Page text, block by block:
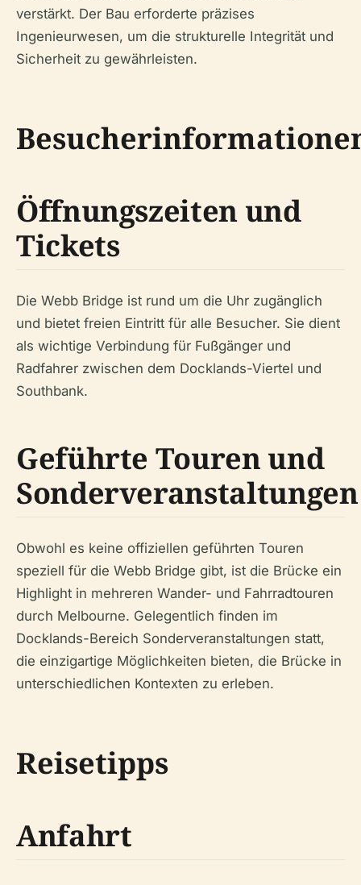
verstärkt. Der Bau erforderte präzises
Ingenieurwesen, um die strukturelle Integrität und
Sicherheit zu gewährleisten.
Öffnungszeiten und
Tickets
Die Webb Bridge ist rund um die Uhr zugänglich
und bietet freien Eintritt für alle Besucher. Sie dient
als wichtige Verbindung für Fußgänger und
Radfahrer zwischen dem Docklands-Viertel und
Southbank.
Geführte Touren und
Sonderveranstaltungen
Obwohl es keine offiziellen geführten Touren
speziell für die Webb Bridge gibt, ist die Brücke ein
Highlight in mehreren Wander- und Fahrradtouren
durch Melbourne. Gelegentlich finden im
Docklands-Bereich Sonderveranstaltungen statt,
die einzigartige Möglichkeiten bieten, die Brücke in
unterschiedlichen Kontexten zu erleben.
Reisetipps
Anfahrt